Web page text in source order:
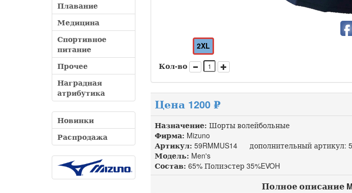
Плавание
Медицина
Спортивное
питание
Прочее
Наградная
атрибутика
Новинки
Распродажа
2XL
Кол-во
Цена 1200 ₽
Назначение: Шорты волейбольные
Фирма: Mizuno
Артикул: 59RMMUS14 дополнительный артикул:
Модель: Men's
Состав: 65% Полиэстер 35%EVOH
Полное описание